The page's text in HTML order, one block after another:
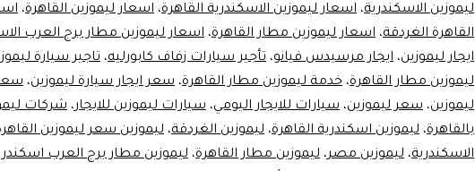
فاخرة
ليموزين الاسكندرية، اسعار ليموزين الاسكندرية القاهرة، اسعار ليموزين القاهرة،
القاهرة الغردقة، اسعار ليموزين مطار القاهرة، اسعار ليموزين مطار برج العرب
ايجار ليموزين، ايجار مرسيدس فيانو، تأجير سيارات زفاف كابورليه، تاجير سيارة
ليموزين مطار القاهرة، خدمة ليموزين مطار القاهرة، سعر ايجار سيارة ليموزين،
ليموزين، سعر ليموزين، سيارات للايجار اليومي، سيارات ليموزين للايجار، شركات
بالقاهرة، ليموزين اسكندرية القاهرة، ليموزين الغردقة، ليموزين سعر ليموزين
الاسكندرية، ليموزين مصر، ليموزين مطار القاهرة، ليموزين مطار برج العرب